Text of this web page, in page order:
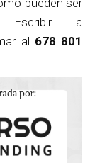
Escribir a
al 678 801